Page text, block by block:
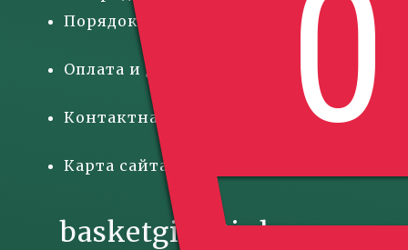
0
Порядок оплаты товара
Оплата и доставка
Контактная информация
Карта сайта
basketgift@inbox.ru